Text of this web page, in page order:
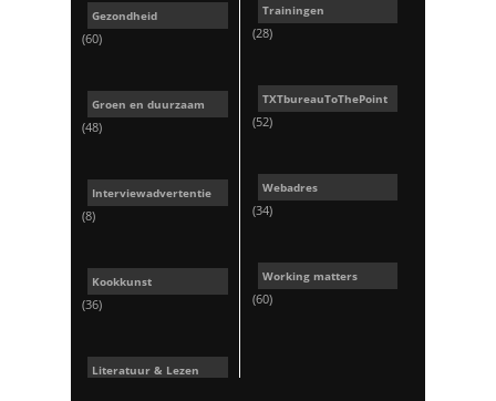
Gezondheid
(60)
Groen en duurzaam
(48)
Interviewadvertentie
(8)
Kookkunst
(36)
Literatuur & Lezen
Trainingen
(28)
TXTbureauToThePoint
(52)
Webadres
(34)
Working matters
(60)